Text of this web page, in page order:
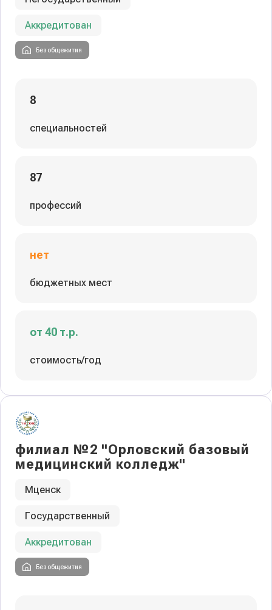
Аккредитован
Без общежития
8
специальностей
87
профессий
нет
бюджетных мест
от 40 т.р.
стоимость/год
филиал №2 "Орловский базовый
медицинский колледж"
Мценск
Государственный
Аккредитован
Без общежития